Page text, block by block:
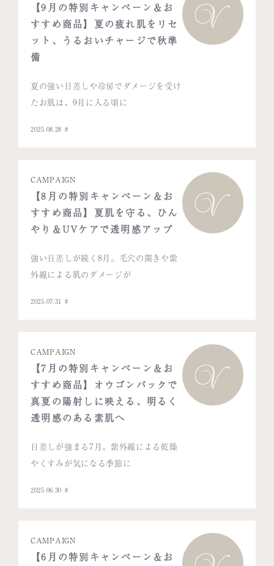
【9月の特別キャンペーン＆お
すすめ商品】夏の疲れ肌をリセ
ット、うるおいチャージで秋準
備
夏の強い日差しや冷房でダメージを受け
たお肌は、9月に入る頃に
2025.08.28
CAMPAIGN
【8月の特別キャンペーン＆お
すすめ商品】夏肌を守る、ひん
やり＆UVケアで透明感アップ
強い日差しが続く8月。毛穴の開きや紫
外線による肌のダメージが
2025.07.31
CAMPAIGN
【7月の特別キャンペーン＆お
すすめ商品】オウゴンパックで
真夏の陽射しに映える、明るく
透明感のある素肌へ
日差しが強まる7月。紫外線による乾燥
やくすみが気になる季節に
2025.06.30
CAMPAIGN
【6月の特別キャンペーン＆お